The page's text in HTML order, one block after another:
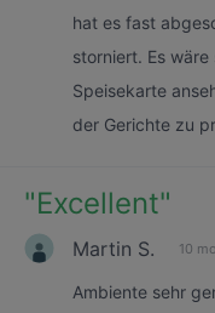
hat es fast
storniert. Es
Speisekarte
der Gerichte zu
"Excellent"
Martin S. 10
Ambiente sehr